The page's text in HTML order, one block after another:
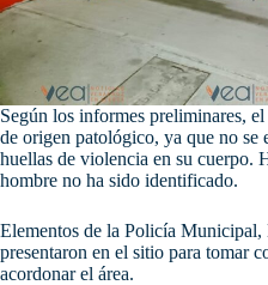
Según los informes preliminares,
de origen patológico, ya que no se
huellas de violencia en su cuerpo.
hombre no ha sido identificado.
Elementos de la Policía Municipal,
presentaron en el sitio para tomar
acordonar el área.